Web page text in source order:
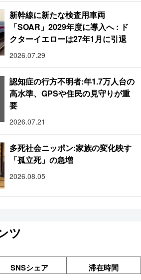
新幹線に新たな検査用車両
「SOAR」2029年度に導入へ : ド
クターイエローは27年1月に引退
2026.07.29
認知症の行方不明者:年1.7万人台の
高水準、GPSや住民の見守りが重
要
2026.07.21
多死社会ニッポン:家族の変化映す
「孤立死」の急増
2026.08.05
ツ
SNSシェア 滞在時間